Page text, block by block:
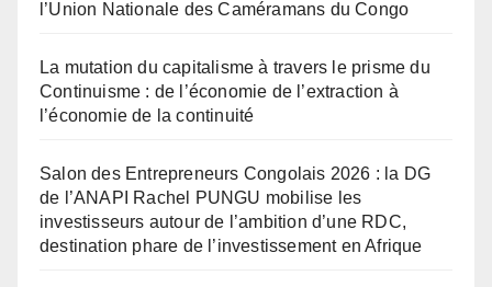
l’Union Nationale des Caméramans du Congo
La mutation du capitalisme à travers le prisme du
Continuisme : de l’économie de l’extraction à
l’économie de la continuité
Salon des Entrepreneurs Congolais 2026 : la DG
de l’ANAPI Rachel PUNGU mobilise les
investisseurs autour de l’ambition d’une RDC,
destination phare de l’investissement en Afrique